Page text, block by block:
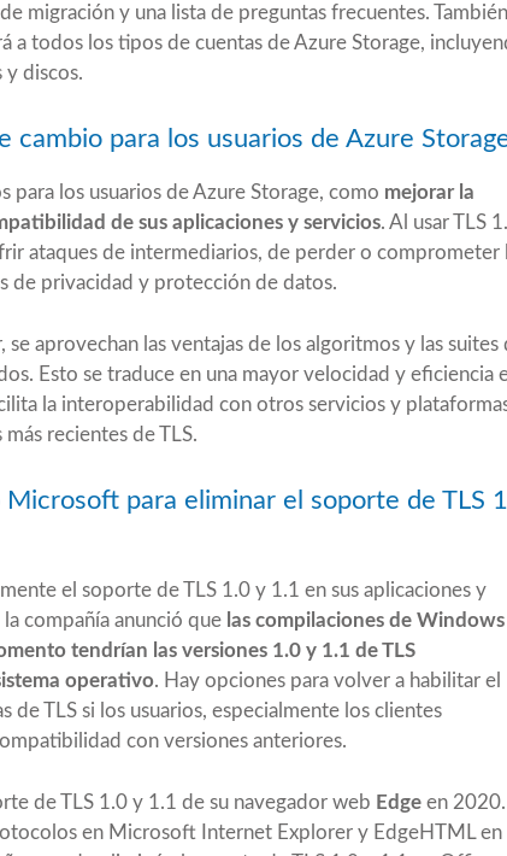
migración y una lista de preguntas frecuentes.
a todos los tipos de cuentas de Azure Storage,
y discos.
cambio para los usuarios de Azure
para los usuarios de Azure Storage, como mejorar la
de sus aplicaciones y servicios. Al usar TLS
ataques de intermediarios, de perder o comprometer
de privacidad y protección de datos.
se aprovechan las ventajas de los algoritmos y las suites
Esto se traduce en una mayor velocidad y eficiencia
la interoperabilidad con otros servicios y
recientes de TLS.
Microsoft para eliminar el soporte de TLS
el soporte de TLS 1.0 y 1.1 en sus aplicaciones y
la compañía anunció que las compilaciones de
tendrían las versiones 1.0 y 1.1 de TLS
operativo. Hay opciones para volver a habilitar el
de TLS si los usuarios, especialmente los clientes
con versiones anteriores.
de TLS 1.0 y 1.1 de su navegador web Edge en 2020.
en Microsoft Internet Explorer y EdgeHTML en